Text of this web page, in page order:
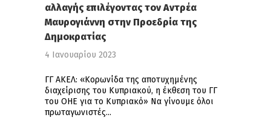
αλλαγής επιλέγοντας τον Αντρέα
Μαυρογιάννη στην Προεδρία της
Δημοκρατίας
4 Ιανουαρίου 2023
ΓΓ ΑΚΕΛ: «Κορωνίδα της αποτυχημένης
διαχείρισης του Κυπριακού, η έκθεση του ΓΓ
του ΟΗΕ για το Κυπριακό» Να γίνουμε όλοι
πρωταγωνιστές